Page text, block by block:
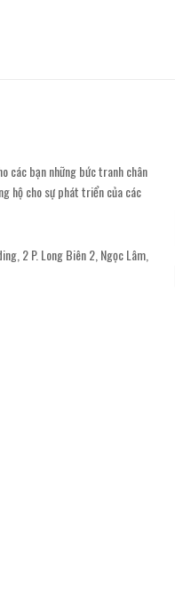
các bạn những bức tranh chân
hộ cho sự phát triển của các
2 P. Long Biên 2, Ngọc Lâm,